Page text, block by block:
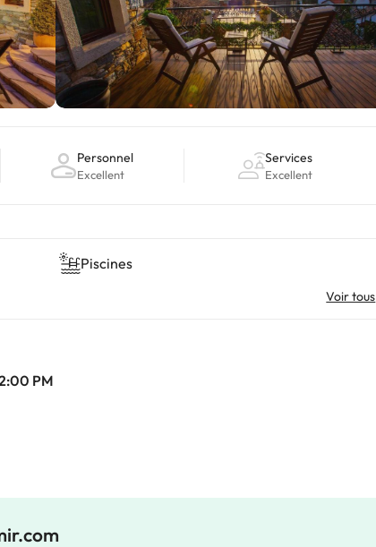
Personnel
Excellent
Services
Excellent
Piscines
Voir tous
PM